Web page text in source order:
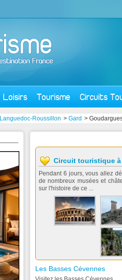
Loisirs Tourisme Circuits
Languedoc-Roussillon > Gard >
Circuit touristique
Pendant 6 jours, vous allez
de nombreux musées et
sur l'histoire de ce ...
Les Basses Cévennes